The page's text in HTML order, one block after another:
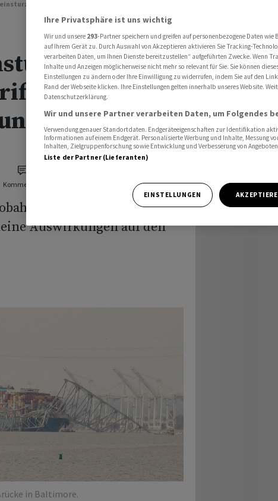
in Baltimore trifft deutsche Autobauer unterschiedlich
in
deutsche
Kommentare
im Hafen der US-
Auswirkungen auf den
in Baltimore.
Ihre Privatsphäre ist uns wichtig
Wir und unsere 293-Partner speichern und greifen auf personenbezogene Daten wie
auf Ihrem Gerät zu. Durch Auswahl von Akzeptieren aktivieren Sie Tracking-
verarbeiten Daten, um Ihnen Dienste bereitzustellen“ aufgeführten Zwecke. Wenn
Inhalte und Anzeigen möglicherweise nicht mehr so relevant für Sie. Sie können
Einstellungen zu ändern oder Ihre Einwilligung zu widerrufen, indem Sie auf den
Rand der Webseite klicken. Ihre Einstellungen gelten innerhalb unseres Website.
Datenschutzerklärung.
Wir und unsere Partner verarbeiten Daten, um Folgendes
Verwendung genauer Standortdaten. Endgeräteeigenschaften zur Identifikation
Informationen auf einem Endgerät. Personalisierte Werbung und Inhalte, Messung
Inhalten, Zielgruppenforschung sowie Entwicklung und Verbesserung von
Liste der Partner (Lieferanten)
EINSTELLUNGEN